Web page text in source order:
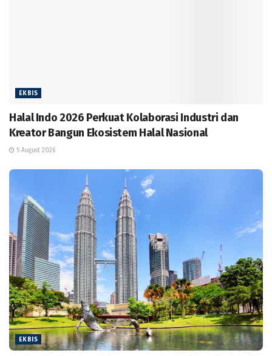
EKBIS
Halal Indo 2026 Perkuat Kolaborasi Industri dan
Kreator Bangun Ekosistem Halal Nasional
5 August 2026
EKBIS